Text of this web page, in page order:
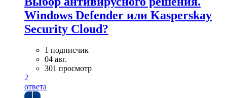
Windows Defender или Kasperskay
Security Cloud?
1 подписчик
04 авг.
301 просмотр
2
ответа